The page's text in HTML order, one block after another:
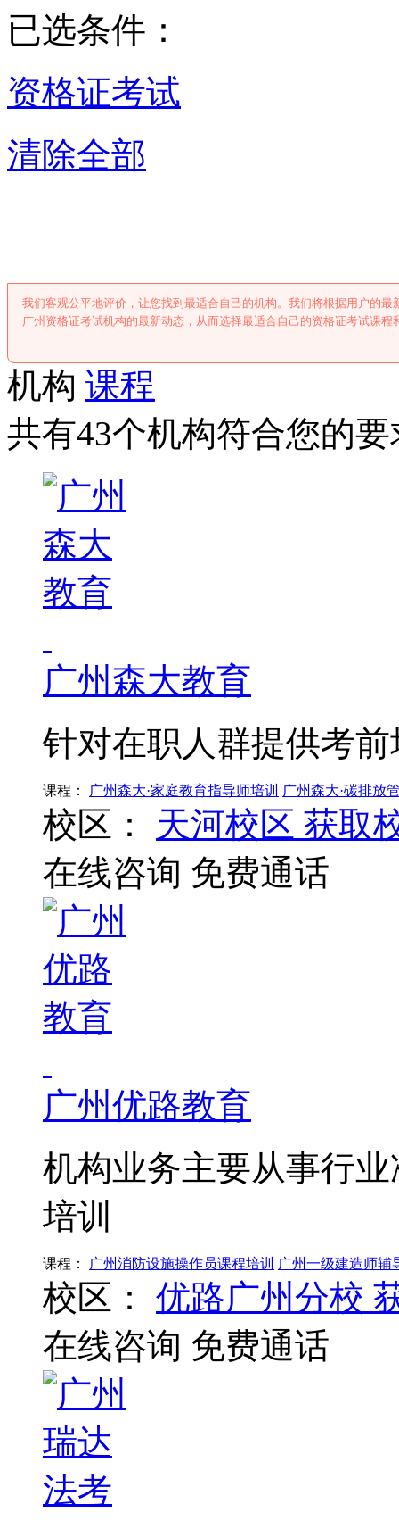
已选条件：
资格证考试
清除全部
我们客观公平地评价，让您找到最适合自己的机构。我们将根据用户的
广州资格证考试机构的最新动态，从而选择最适合自己的资格证考试课程
机构 课程
共有43个机构符合您的要
广州森大教育
针对在职人群提供考
课程： 广州森大·家庭教育指导师培训 广州森大·碳排放
校区： 天河校区 获取
在线咨询 免费通话
广州优路教育
机构业务主要从事行
培训
课程： 广州消防设施操作员课程培训 广州一级建造师辅
校区： 优路广州分校
在线咨询 免费通话